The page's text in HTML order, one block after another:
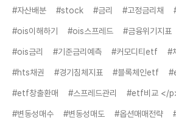
#자산배분 #stock #금리 #고정금리채
#ois이해하기 #ois스프레드 #금융위기지표
#ois금리 #기준금리예측 #커모디티etf #
#hts채권 #경기침체지표 #블록체인etf
#etf창출환매 #스프레드관리 #etf비교 </
#변동성매수 #변동성매도 #옵션매매전략